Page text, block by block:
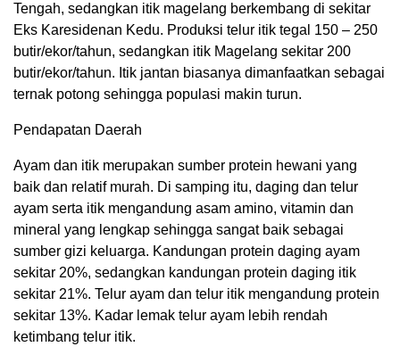
Tengah, sedangkan itik magelang berkembang di sekitar
Eks Karesidenan Kedu. Produksi telur itik tegal 150 – 250
butir/ekor/tahun, sedangkan itik Magelang sekitar 200
butir/ekor/tahun. Itik jantan biasanya dimanfaatkan sebagai
ternak potong sehingga populasi makin turun.
Pendapatan Daerah
Ayam dan itik merupakan sumber protein hewani yang
baik dan relatif murah. Di samping itu, daging dan telur
ayam serta itik mengandung asam amino, vitamin dan
mineral yang lengkap sehingga sangat baik sebagai
sumber gizi keluarga. Kandungan protein daging ayam
sekitar 20%, sedangkan kandungan protein daging itik
sekitar 21%. Telur ayam dan telur itik mengandung protein
sekitar 13%. Kadar lemak telur ayam lebih rendah
ketimbang telur itik.